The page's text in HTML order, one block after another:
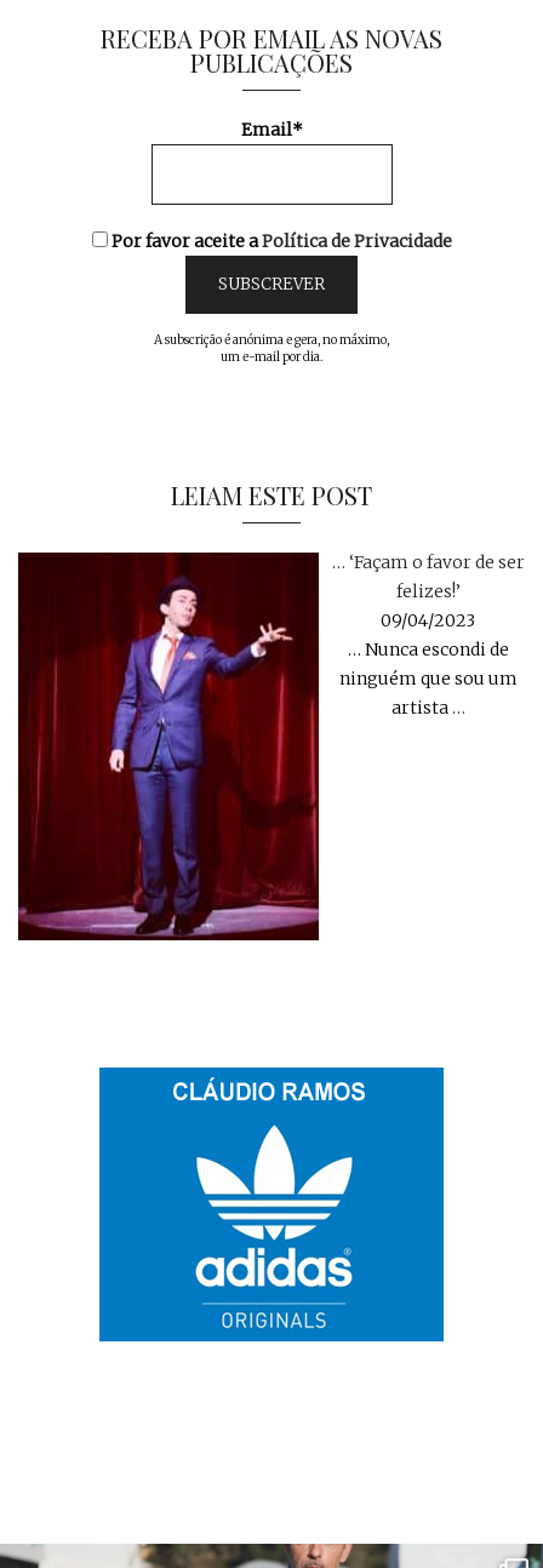
RECEBA POR EMAIL AS NOVAS
PUBLICAÇÕES
Email*
Por favor aceite aPolítica de Privacidade
A subscrição é anónima e gera, no máximo,
um e-mail por dia.
LEIAM ESTE POST
… ‘Façam o favor de ser
felizes!’
09/04/2023
… Nunca escondi de
ninguém que sou um
artista…